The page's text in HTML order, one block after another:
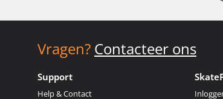
Vragen? Contacteer ons
Support
Help & Contact